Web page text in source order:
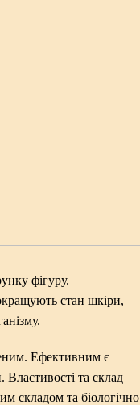
фігуру.
стан шкіри,
Ефективним є
Властивості та склад
складом та біологічно